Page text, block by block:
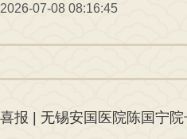
2026-07-08 08:16:45